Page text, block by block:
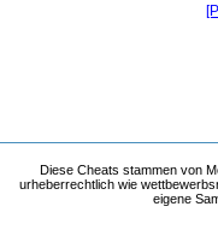
Diese Cheats stammen von
urheberrechtlich wie
eigene